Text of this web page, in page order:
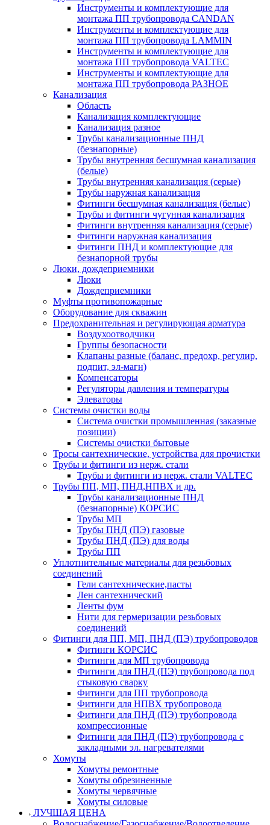
Инструменты и комплектующие для
монтажа ПП трубопровода CANDAN
Инструменты и комплектующие для
монтажа ПП трубопровода LAMMIN
Инструменты и комплектующие для
монтажа ПП трубопровода VALTEC
Инструменты и комплектующие для
монтажа ПП трубопровода РАЗНОЕ
Канализация
Область
Канализация комплектующие
Канализация разное
Трубы канализационные ПНД
(безнапорные)
Трубы внутренняя бесшумная канализация
(белые)
Трубы внутренняя канализация (серые)
Трубы наружная канализация
Фитинги бесшумная канализация (белые)
Трубы и фитинги чугунная канализация
Фитинги внутренняя канализация (серые)
Фитинги наружная канализация
Фитинги ПНД и комплектующие для
безнапорной трубы
Люки, дождеприемники
Люки
Дождеприемники
Муфты противопожарные
Оборудование для скважин
Предохранительная и регулирующая арматура
Воздухоотводчики
Группы безопасности
Клапаны разные (баланс, предохр, регулир,
подпит, эл-магн)
Компенсаторы
Регуляторы давления и температуры
Элеваторы
Системы очистки воды
Система очистки промышленная (заказные
позиции)
Системы очистки бытовые
Тросы сантехнические, устройства для прочистки
Трубы и фитинги из нерж. стали
Трубы и фитинги из нерж. стали VALTEC
Трубы ПП, МП, ПНД,НПВХ и др.
Трубы канализационные ПНД
(безнапорные) КОРСИС
Трубы МП
Трубы ПНД (ПЭ) газовые
Трубы ПНД (ПЭ) для воды
Трубы ПП
Уплотнительные материалы для резьбовых
соединений
Гели сантехнические,пасты
Лен сантехнический
Ленты фум
Нити для гермеризации резьбовых
соединений
Фитинги для ПП, МП, ПНД (ПЭ) трубопроводов
Фитинги КОРСИС
Фитинги для МП трубопровода
Фитинги для ПНД (ПЭ) трубопровода под
стыковую сварку
Фитинги для ПП трубопровода
Фитинги для НПВХ трубопровода
Фитинги для ПНД (ПЭ) трубопровода
компрессионные
Фитинги для ПНД (ПЭ) трубопровода с
закладными эл. нагревателями
Хомуты
Хомуты ремонтные
Хомуты обрезиненные
Хомуты червячные
Хомуты силовые
ЛУЧШАЯ ЦЕНА